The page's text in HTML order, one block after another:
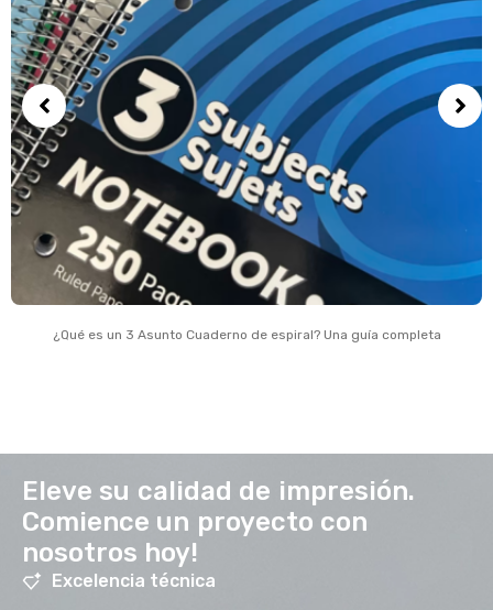
¿Qué es un 3 Asunto Cuaderno de espiral? Una guía completa
Eleve su calidad de impresión.
Comience un proyecto con
nosotros hoy!
Excelencia técnica